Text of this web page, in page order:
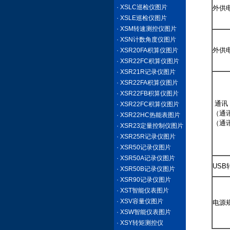
· XSLC巡检仪图片
· XSLE巡检仪图片
· XSM转速测控仪图片
· XSN计数角度仪图片
· XSR20FA积算仪图片
· XSR22FC积算仪图片
· XSR21R记录仪图片
· XSR22FA积算仪图片
· XSR22FB积算仪图片
· XSR22FC积算仪图片
· XSR22HC热能表图片
· XSR23定量控制仪图片
· XSR25R记录仪图片
· XSR50记录仪图片
· XSR50A记录仪图片
· XSR50B记录仪图片
· XSR90记录仪图片
· XST智能仪表图片
· XSV容量仪图片
· XSW智能仪表图片
· XSY转矩测控仪
外供
外供
通
（
（
USB
电源